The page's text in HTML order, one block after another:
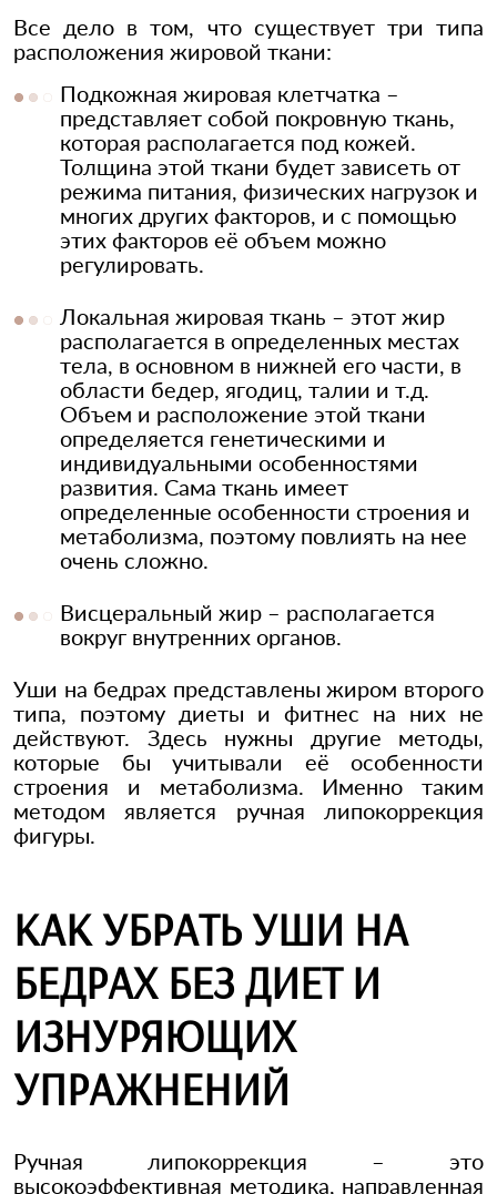
Все дело в том, что существует три типа
расположения жировой ткани:
Подкожная жировая клетчатка –
представляет собой покровную ткань,
которая располагается под кожей.
Толщина этой ткани будет зависеть от
режима питания, физических нагрузок и
многих других факторов, и с помощью
этих факторов её объем можно
регулировать.
Локальная жировая ткань – этот жир
располагается в определенных местах
тела, в основном в нижней его части, в
области бедер, ягодиц, талии и т.д.
Объем и расположение этой ткани
определяется генетическими и
индивидуальными особенностями
развития. Сама ткань имеет
определенные особенности строения и
метаболизма, поэтому повлиять на нее
очень сложно.
Висцеральный жир – располагается
вокруг внутренних органов.
Уши на бедрах представлены жиром второго
типа, поэтому диеты и фитнес на них не
действуют. Здесь нужны другие методы,
которые бы учитывали её особенности
строения и метаболизма. Именно таким
методом является ручная липокоррекция
фигуры.
КАК УБРАТЬ УШИ НА
БЕДРАХ БЕЗ ДИЕТ И
ИЗНУРЯЮЩИХ
УПРАЖНЕНИЙ
Ручная липокоррекция – это
высокоэффективная методика, направленная